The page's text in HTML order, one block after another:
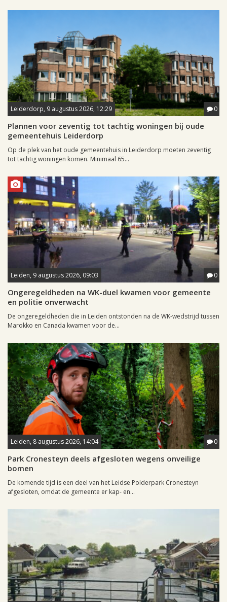
Leiderdorp, 9 augustus 2026, 12:29 0
Plannen voor zeventig tot tachtig woningen bij oude
gemeentehuis Leiderdorp
Op de plek van het oude gemeentehuis in Leiderdorp moeten zeventig
tot tachtig woningen komen. Minimaal 65...
Leiden, 9 augustus 2026, 09:03 0
Ongeregeldheden na WK-duel kwamen voor gemeente
en politie onverwacht
De ongeregeldheden die in Leiden ontstonden na de WK-wedstrijd tussen
Marokko en Canada kwamen voor de...
Leiden, 8 augustus 2026, 14:04 0
Park Cronesteyn deels afgesloten wegens onveilige
bomen
De komende tijd is een deel van het Leidse Polderpark Cronesteyn
afgesloten, omdat de gemeente er kap- en...